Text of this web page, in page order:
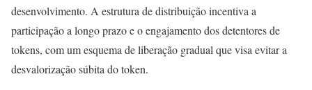
desenvolvimento. A estrutura de distribuição incentiva a
participação a longo prazo e o engajamento dos detentores de
tokens, com um esquema de liberação gradual que visa evitar a
desvalorização súbita do token.